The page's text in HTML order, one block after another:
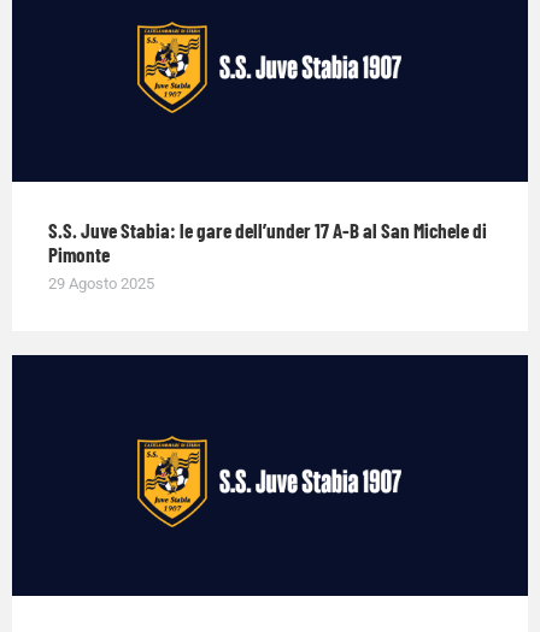
S.S. Juve Stabia: le gare dell’under 17 A-B al San Michele di
Pimonte
29 Agosto 2025